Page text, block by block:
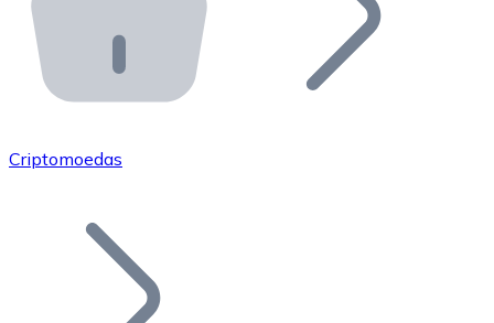
API Bitnovo
Integre nossa API no seu ecossistema.
Junte-se à nossa rede de revendedores e comercialize
Adicione o token do seu projeto ao nosso serviço de
Criptomoedas